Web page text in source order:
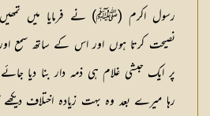
رسول اکرم (ﷺ) نے فرمایا میں
نصیحت کرتا ہوں اور اس کے ساتھ سمع
پر ایک حبشی غلام ہی ذمہ دار بنا دیا
رہا میرے بعد وہ بہت زیادہ اختلاف